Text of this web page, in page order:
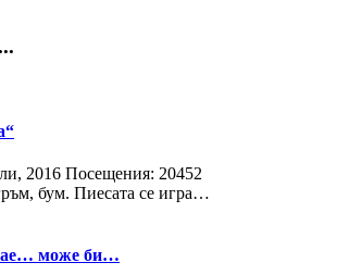
2016 Посещения: 20452
бум. Пиесата се игра…
може би…